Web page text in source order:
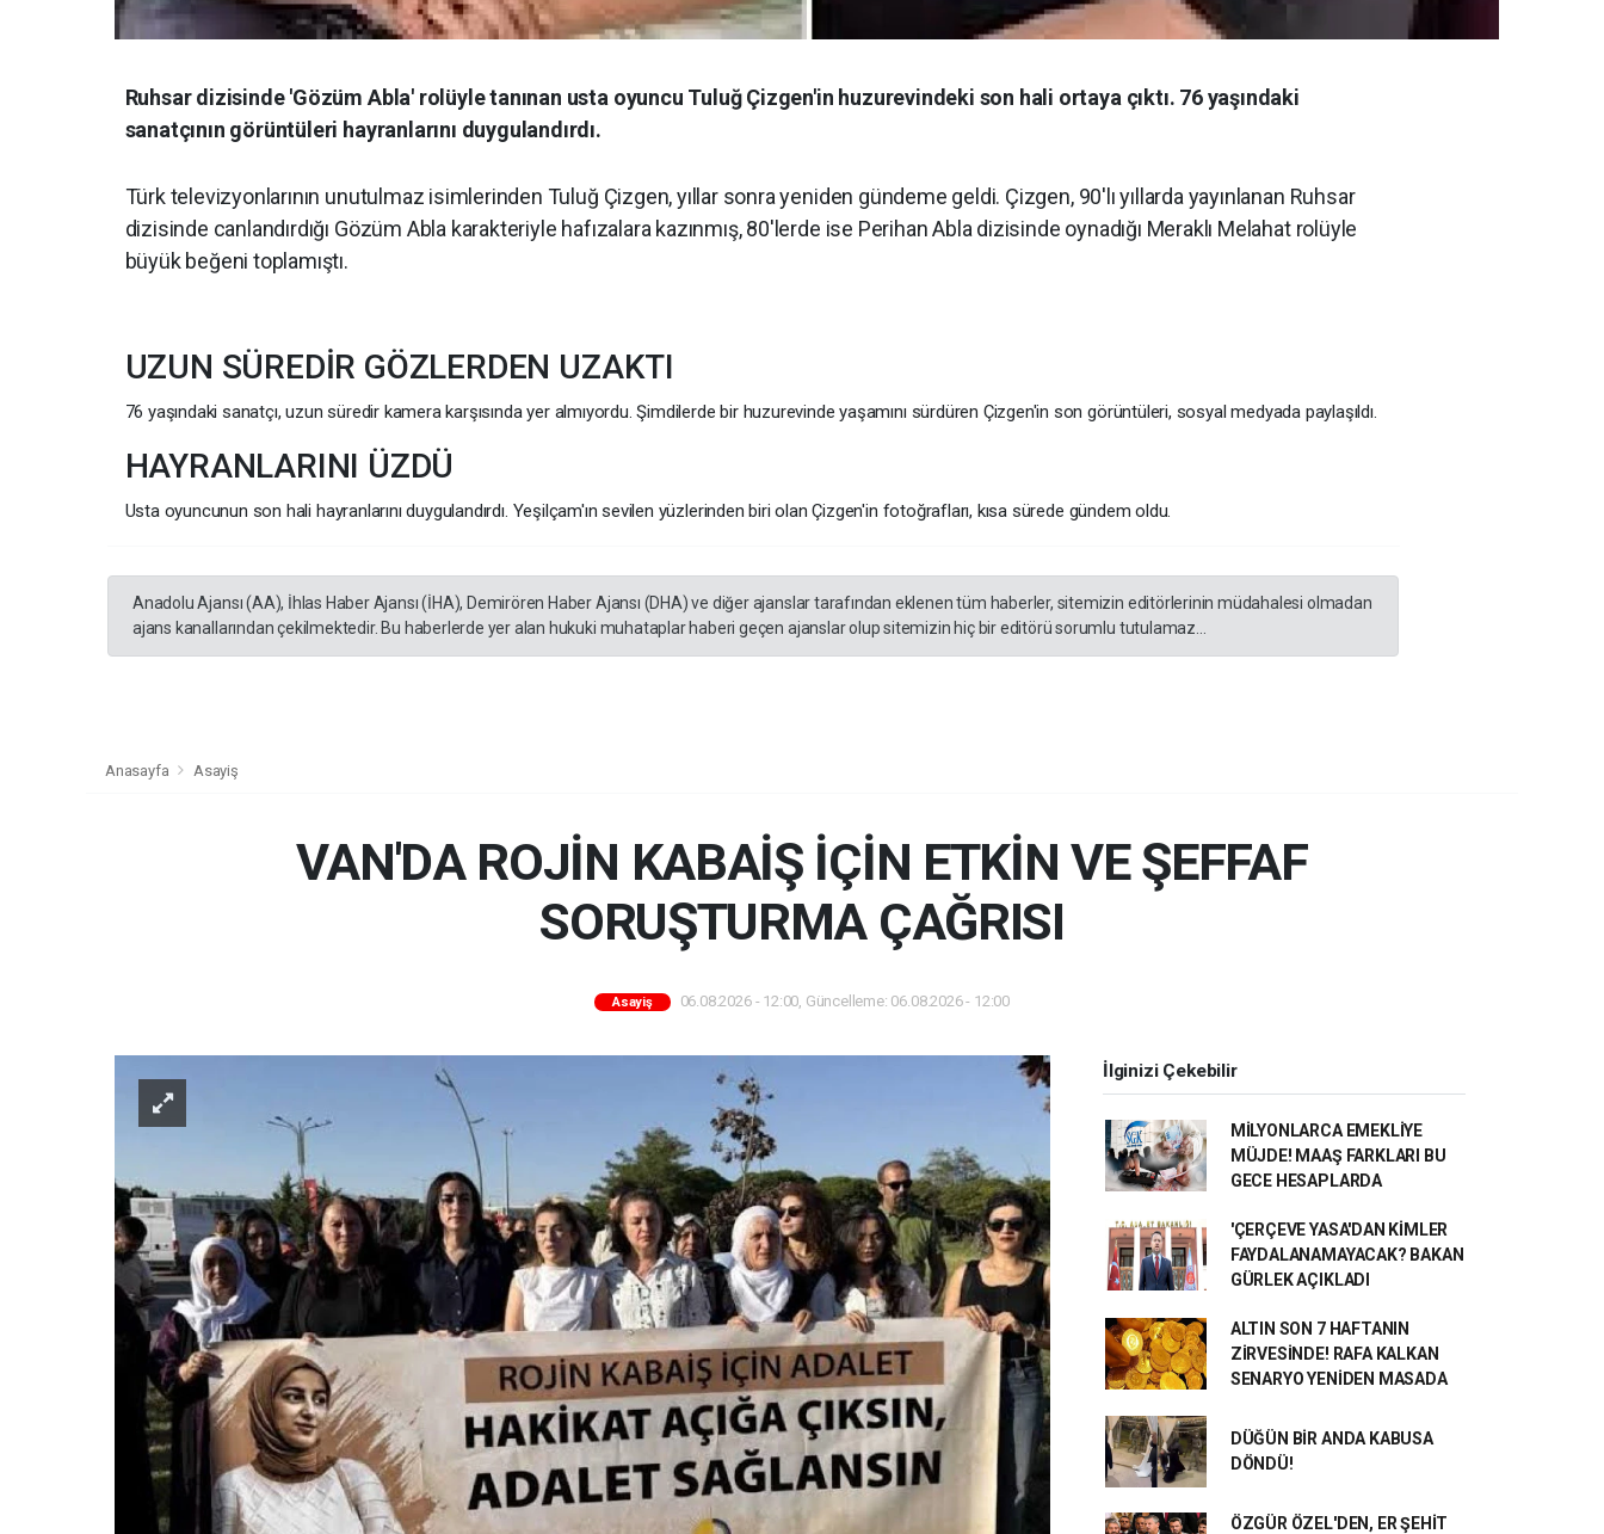
Ruhsar dizisinde 'Gözüm Abla' rolüyle tanınan usta oyuncu Tuluğ Çizgen'in huzurevindeki son hali ortaya çıktı. 76 yaşındaki
sanatçının görüntüleri hayranlarını duygulandırdı.
Türk televizyonlarının unutulmaz isimlerinden Tuluğ Çizgen, yıllar sonra yeniden gündeme geldi. Çizgen, 90'lı yıllarda yayınlanan Ruhsar
dizisinde canlandırdığı Gözüm Abla karakteriyle hafızalara kazınmış, 80'lerde ise Perihan Abla dizisinde oynadığı Meraklı Melahat rolüyle
büyük beğeni toplamıştı.
UZUN SÜREDİR GÖZLERDEN UZAKTI
76 yaşındaki sanatçı, uzun süredir kamera karşısında yer almıyordu. Şimdilerde bir huzurevinde yaşamını sürdüren Çizgen'in son görüntüleri, sosyal medyada paylaşıldı.
HAYRANLARINI ÜZDÜ
Usta oyuncunun son hali hayranlarını duygulandırdı. Yeşilçam'ın sevilen yüzlerinden biri olan Çizgen'in fotoğrafları, kısa sürede gündem oldu.
Anadolu Ajansı (AA), İhlas Haber Ajansı (İHA), Demirören Haber Ajansı (DHA) ve diğer ajanslar tarafından eklenen tüm haberler, sitemizin editörlerinin müdahalesi olmadan
ajans kanallarından çekilmektedir. Bu haberlerde yer alan hukuki muhataplar haberi geçen ajanslar olup sitemizin hiç bir editörü sorumlu tutulamaz...
Anasayfa Asayiş
VAN'DA ROJİN KABAİŞ İÇİN ETKİN VE ŞEFFAF
SORUŞTURMA ÇAĞRISI
Asayiş 06.08.2026 - 12:00, Güncelleme: 06.08.2026 - 12:00
İlginizi Çekebilir
MİLYONLARCA EMEKLİYE
MÜJDE! MAAŞ FARKLARI BU
GECE HESAPLARDA
'ÇERÇEVE YASA'DAN KİMLER
FAYDALANAMAYACAK? BAKAN
GÜRLEK AÇIKLADI
ALTIN SON 7 HAFTANIN
ZİRVESİNDE! RAFA KALKAN
SENARYO YENİDEN MASADA
DÜĞÜN BİR ANDA KABUSA
DÖNDÜ!
ÖZGÜR ÖZEL'DEN, ER ŞEHİT